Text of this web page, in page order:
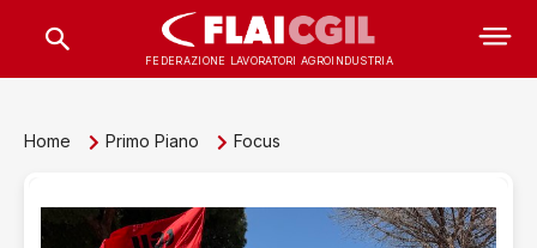
FEDERAZIONE LAVORATORI AGROINDUSTRIA
Home Primo Piano Focus